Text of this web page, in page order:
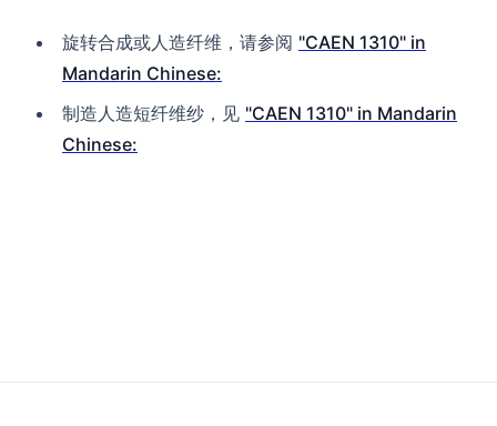
旋转合成或人造纤维，请参阅 "CAEN 1310" in
Mandarin Chinese:
制造人造短纤维纱，见 "CAEN 1310" in Mandarin
Chinese: